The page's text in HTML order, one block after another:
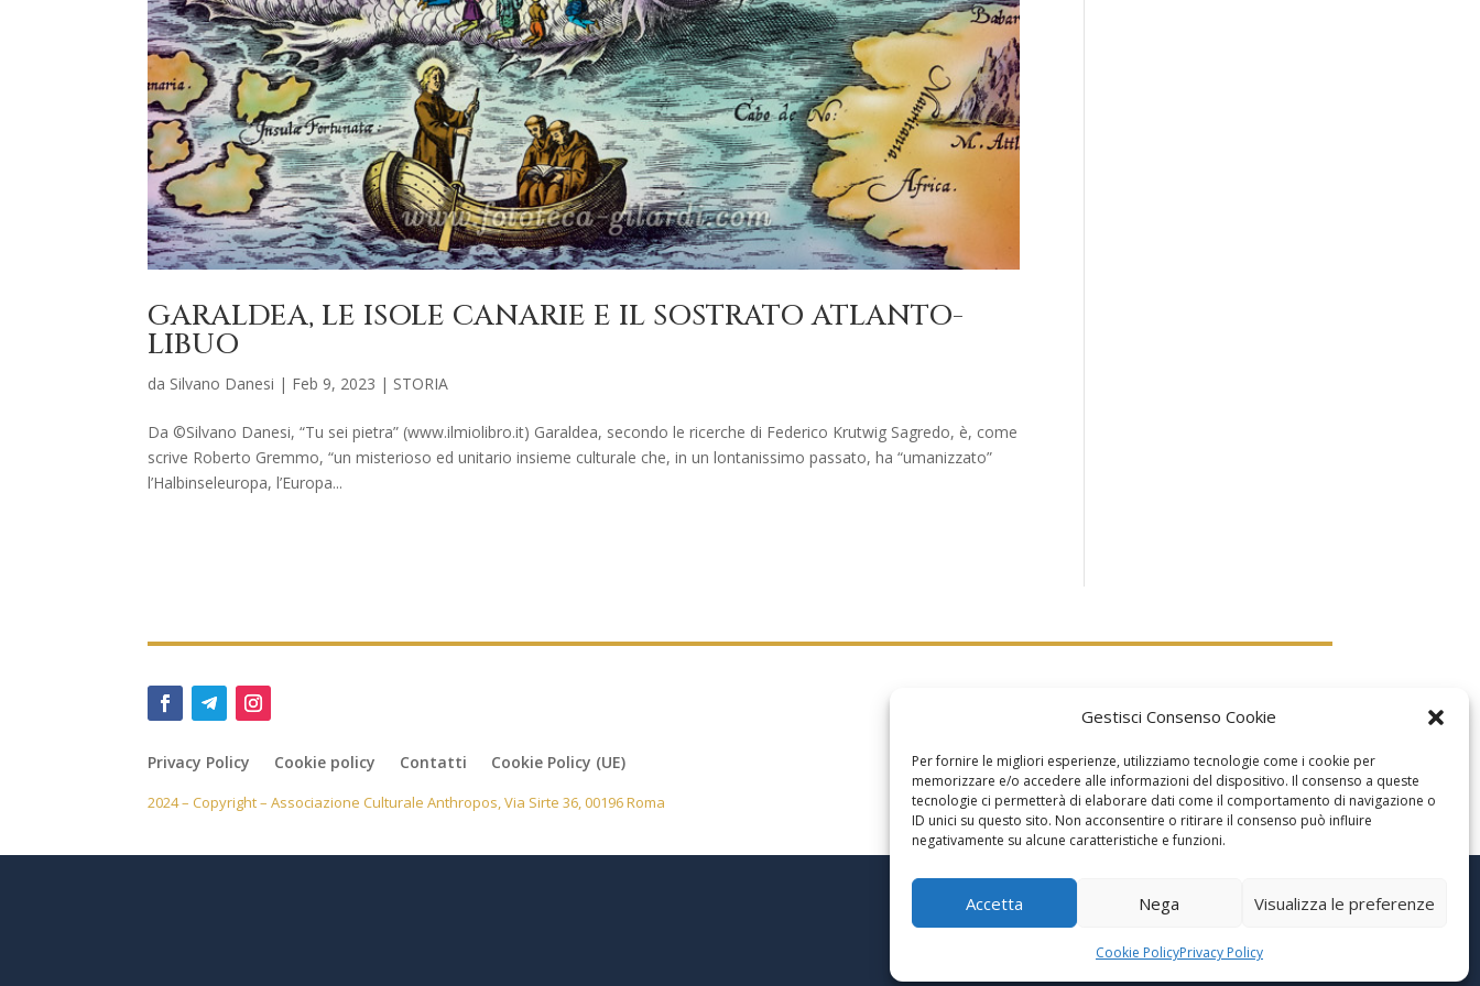
Gestisci Consenso Cookie
Per fornire le migliori esperienze, utilizziamo tecnologie come i cookie per
memorizzare e/o accedere alle informazioni del dispositivo. Il consenso a queste
tecnologie ci permetterà di elaborare dati come il comportamento di navigazione o
ID unici su questo sito. Non acconsentire o ritirare il consenso può influire
negativamente su alcune caratteristiche e funzioni.
Accetta Nega Visualizza le preferenze
Cookie PolicyPrivacy Policy
GARALDEA, LE ISOLE CANARIE E IL SOSTRATO ATLANTO-
LIBUO
da Silvano Danesi | Feb 9, 2023 | STORIA
Da ©Silvano Danesi, “Tu sei pietra” (www.ilmiolibro.it) Garaldea, secondo le ricerche di Federico Krutwig Sagredo, è, come
scrive Roberto Gremmo, “un misterioso ed unitario insieme culturale che, in un lontanissimo passato, ha “umanizzato”
l’Halbinseleuropa, l’Europa...
Privacy Policy Cookie policy Contatti Cookie Policy (UE)
2024 – Copyright – Associazione Culturale Anthropos, Via Sirte 36, 00196 Roma